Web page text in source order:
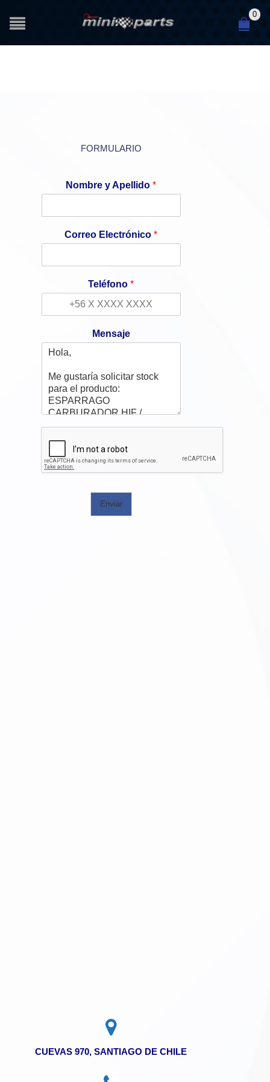
0
FORMULARIO
Nombre y Apellido *
Correo Electrónico *
Teléfono *
Mensaje
Enviar
CUEVAS 970, SANTIAGO DE CHILE